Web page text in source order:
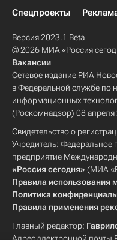
Спецпроекты
Версия 2023.1 Beta
© 2026 МИА «Россия
Вакансии
Сетевое издание РИА
в Федеральной службе по
информационных
(Роскомнадзор) 08 апреля
Свидетельство о
Учредитель: Федеральное
предприятие
«Россия сегодня» (МИА
Правила использования
Политика
Правила применения
Главный редактор: